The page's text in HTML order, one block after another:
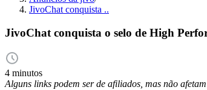
JivoChat conquista ..
JivoChat conquista o selo de High
4 minutos
Alguns links podem ser de afiliados, mas não